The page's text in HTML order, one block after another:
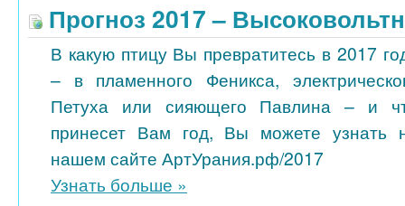
Прогноз 2017 –
В какую птицу Вы превратитесь в 2017
– в пламенного Феникса,
Петуха или сияющего Павлина – и
принесет Вам год, Вы можете узнать
нашем сайте АртУрания.рф/2017
Узнать больше »